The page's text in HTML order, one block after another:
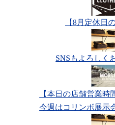
【8月定休日
SNSもよろしく
【本日の店舗営業時
今週はコリンボ展示